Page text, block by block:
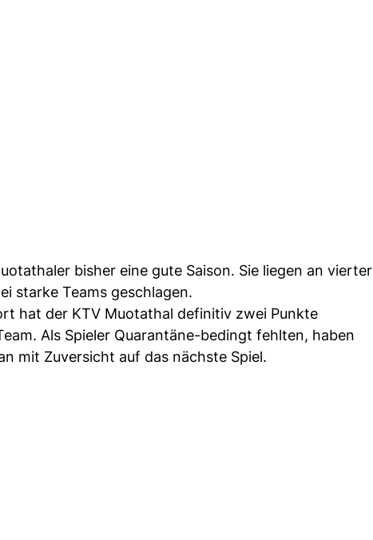
bisher eine gute Saison. Sie liegen an vierter
starke Teams geschlagen.
hat der KTV Muotathal definitiv zwei Punkte
Als Spieler Quarantäne-bedingt fehlten, haben
mit Zuversicht auf das nächste Spiel.